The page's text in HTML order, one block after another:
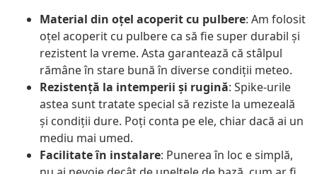
Material din oțel acoperit cu pulbere: Am folosit
oțel acoperit cu pulbere ca să fie super durabil și
rezistent la vreme. Asta garantează că stâlpul
rămâne în stare bună în diverse condiții meteo.
Rezistență la intemperii și rugină: Spike-urile
astea sunt tratate special să reziste la umezeală
și condiții dure. Poți conta pe ele, chiar dacă ai un
mediu mai umed.
Facilitate în instalare: Punerea în loc e simplă,